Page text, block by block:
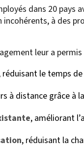
dans 20 pays
à des
leur a
réduisant le temps
à distance grâce à
, améliorant
, réduisant la